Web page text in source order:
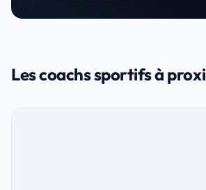
Les coachs sportifs à